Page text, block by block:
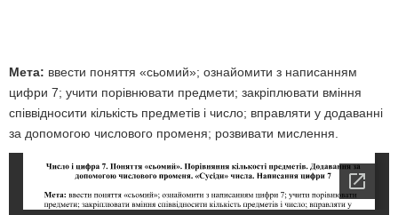
Мета: ввести поняття «сьомий»; ознайомити з написанням
цифри 7; учити порівнювати предмети; закріплювати вміння
співвідносити кількість предметів і число; вправляти у додаванні
за допомогою числового променя; розвивати мислення.